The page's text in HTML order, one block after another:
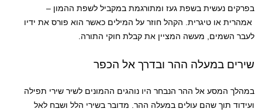
בפרקים נעשית בשפת געז ומתורגמת במקביל לשפת ההמון –
אמהרית או טיגרית. הקהל חוזר על המילים כאשר הוא פורס את ידיו
לעבר השמים, מעשה המציין את קבלת חוקי התורה.
שירים במעלה ההר ובדרך אל הכפר
במהלך המסע אל ההר הנבחר היו נוהגים ההמונים לשיר שירי תפילה
ועידוד תוך שהם עולים במעלה ההר. מדובר בשירי הלל ושבח לאל